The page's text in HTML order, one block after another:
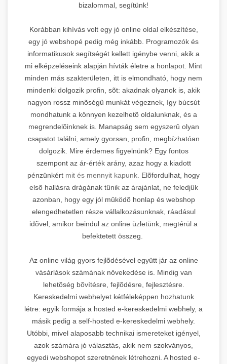
bizalommal, segítünk!
Korábban kihívás volt egy jó online oldal elkészítése,
egy jó webshopé pedig még inkább. Programozók és
informatikusok segítségét kellett igénybe venni, akik a
mi elképzeléseink alapján hívták életre a honlapot. Mint
minden más szakterületen, itt is elmondható, hogy nem
mindenki dolgozik profin, sõt: akadnak olyanok is, akik
nagyon rossz minõségû munkát végeznek, így búcsút
mondhatunk a könnyen kezelhetõ oldalunknak, és a
megrendelõinknek is. Manapság sem egyszerû olyan
csapatot találni, amely gyorsan, profin, megbízhatóan
dolgozik. Mire érdemes figyelnünk? Egy fontos
szempont az ár-érték arány, azaz hogy a kiadott
pénzünkért mit és mennyit kapunk. Elõfordulhat, hogy
elsõ hallásra drágának tûnik az árajánlat, ne feledjük
azonban, hogy egy jól mûködõ honlap és webshop
elengedhetetlen része vállalkozásunknak, ráadásul
idõvel, amikor beindul az online üzletünk, megtérül a
befektetett összeg.
Az online világ gyors fejlõdésével együtt jár az online
vásárlások számának növekedése is. Mindig van
lehetõség bõvítésre, fejlõdésre, fejlesztésre.
Kereskedelmi webhelyet kétféleképpen hozhatunk
létre: egyik formája a hosted e-kereskedelmi webhely, a
másik pedig a self-hosted e-kereskedelmi webhely.
Utóbbi, mivel alaposabb technikai ismereteket igényel,
azok számára jó választás, akik nem szokványos,
egyedi webshopot szeretnének létrehozni. A hosted e-